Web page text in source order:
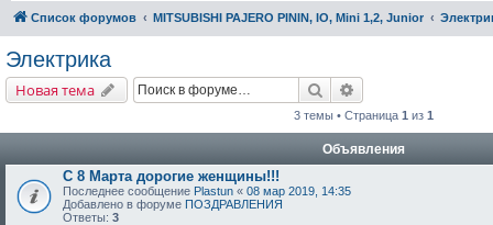
Список форумов MITSUBISHI PAJERO PININ, IO, Mini 1,2, Junior
Электрика
Новая тема Поиск
3 темы • Страница 1 из 1
Объявления
С 8 Марта дорогие женщины!!!
Последнее сообщение Plastun « 08 мар 2019, 14:35
Добавлено в форуме ПОЗДРАВЛЕНИЯ
Ответы: 3